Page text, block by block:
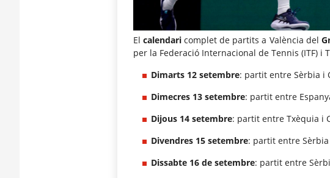
El calendaricomplet de partits a València del
per la Federació Internacional de Tennis (ITF) i
Dimarts 12 setembre: partit entre Sèrbia i
Dimecres 13 setembre: partit entre
Dijous 14 setembre: partit entre Txèquia i
Divendres 15 setembre: partit entre Sèrbia
Dissabte 16 de setembre: partit entre